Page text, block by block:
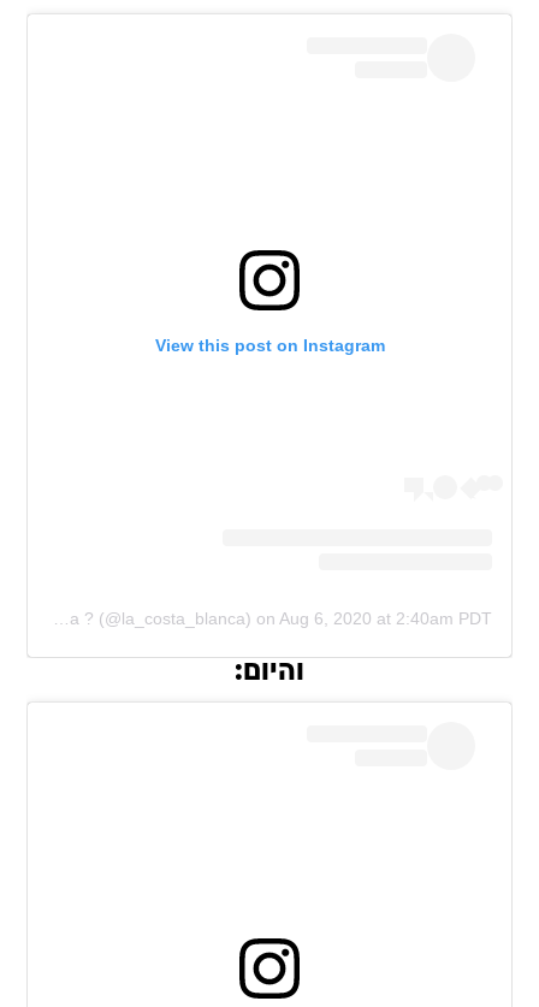
View this post on Instagram
on Aug 6, 2020 at 2:40am PDT
והיום: